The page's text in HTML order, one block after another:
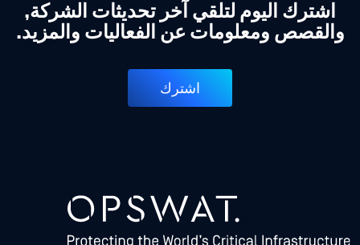
اشترك اليوم لتلقي آخر تحديثات الشركة,
والقصص ومعلومات عن الفعاليات والمزيد.
اشترك